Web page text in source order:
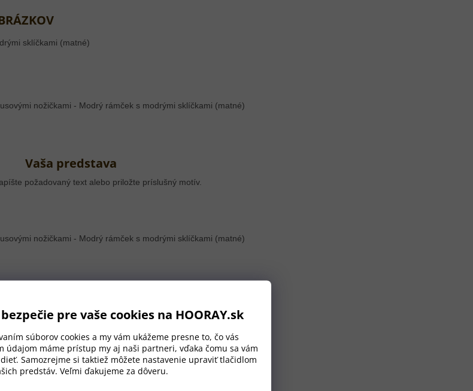
pre vaše cookies na HOORAY.sk
súborov cookies a my vám ukážeme presne to, čo vás
údajom máme prístup my aj naši partneri, vďaka čomu sa vám
Samozrejme si taktiež môžete nastavenie upraviť tlačidlom
predstáv. Veľmi ďakujeme za dôveru.
Vaša predstava
požadovaný text alebo priložte príslušný motív.
nebude jasné, budeme vás kontaktovať.